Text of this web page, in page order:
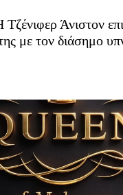
Τζένιφερ Άνιστον
με τον διάσημο